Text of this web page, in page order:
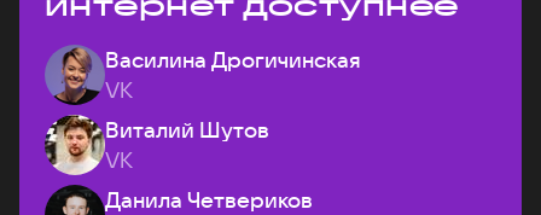
Василина Дрогичинская
VK
Виталий Шутов
VK
Данила Четвериков